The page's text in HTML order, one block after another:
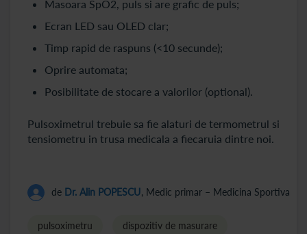
Masoara SpO2, puls si are grafic de puls;
Ecran LED sau OLED clar;
Timp rapid de raspuns (<10 secunde);
Oprire automata;
Posibilitate de stocare a valorilor (optional).
Pulsoximetrul trebuie sa fie alaturi de termometrul si
tensiometru in trusa medicala a fiecaruia dintre noi.
de Dr. Alin POPESCU, Medic primar – Medicina Sportiva
pulsoximetru dispozitiv de masurare